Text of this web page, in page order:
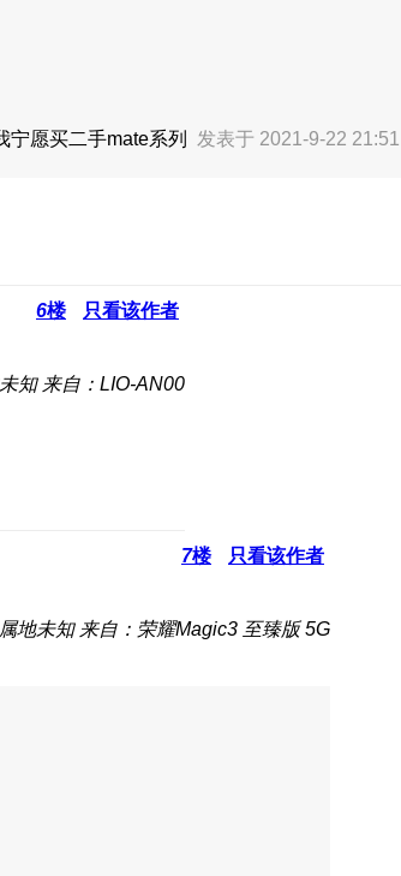
愿买二手mate系列 发表于 2021-9-22 21:51
6楼 只看该作者
知 来自：LIO-AN00
7楼 只看该作者
属地未知 来自：荣耀Magic3 至臻版 5G